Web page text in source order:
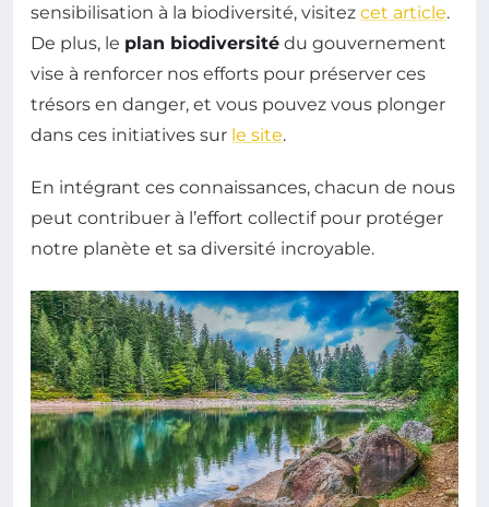
sensibilisation à la biodiversité, visitez cet article.
De plus, le plan biodiversité du gouvernement
vise à renforcer nos efforts pour préserver ces
trésors en danger, et vous pouvez vous plonger
dans ces initiatives sur le site.
En intégrant ces connaissances, chacun de nous
peut contribuer à l’effort collectif pour protéger
notre planète et sa diversité incroyable.